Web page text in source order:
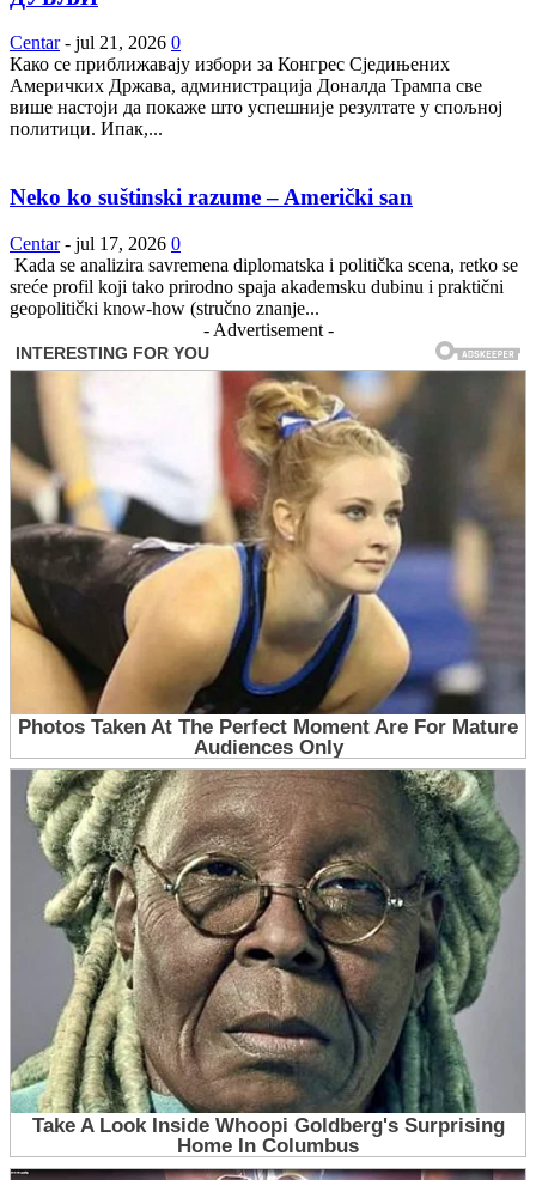
Centar - jul 21, 2026 0
Како се приближавају избори за Конгрес Сједињених
Америчких Држава, администрација Доналда Трампа све
више настоји да покаже што успешније резултате у спољној
политици. Ипак,...
Neko ko suštinski razume – Američki san
Centar - jul 17, 2026 0
Kada se analizira savremena diplomatska i politička scena, retko se
sreće profil koji tako prirodno spaja akademsku dubinu i praktični
geopolitički know-how (stručno znanje...
- Advertisement -